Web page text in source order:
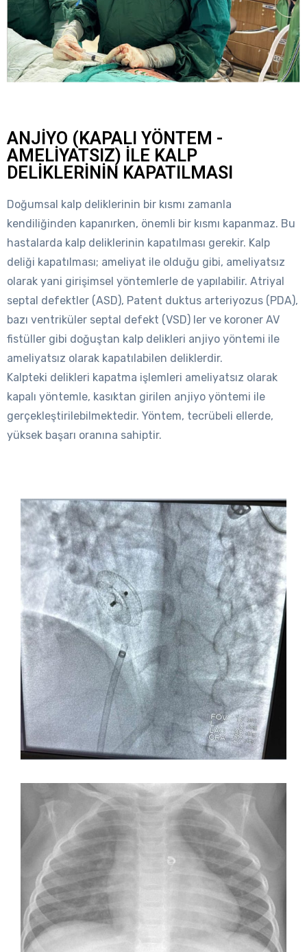
ANJİYO (KAPALI YÖNTEM -
AMELİYATSIZ) İLE KALP
DELİKLERİNİN KAPATILMASI
Doğumsal kalp deliklerinin bir kısmı zamanla
kendiliğinden kapanırken, önemli bir kısmı kapanmaz. Bu
hastalarda kalp deliklerinin kapatılması gerekir. Kalp
deliği kapatılması; ameliyat ile olduğu gibi, ameliyatsız
olarak yani girişimsel yöntemlerle de yapılabilir. Atriyal
septal defektler (ASD), Patent duktus arteriyozus (PDA),
bazı ventriküler septal defekt (VSD) ler ve koroner AV
fistüller gibi doğuştan kalp delikleri anjiyo yöntemi ile
ameliyatsız olarak kapatılabilen deliklerdir.
Kalpteki delikleri kapatma işlemleri ameliyatsız olarak
kapalı yöntemle, kasıktan girilen anjiyo yöntemi ile
gerçekleştirilebilmektedir. Yöntem, tecrübeli ellerde,
yüksek başarı oranına sahiptir.